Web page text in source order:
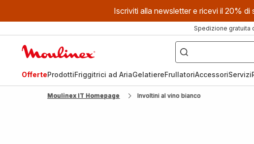
Iscriviti alla newsletter e ricevi il 20%
Spedizione gratuita
Cosa
stai
cercando?
OfferteProdottiFriggitrici ad AriaGelatiereFrullatoriAccessoriServizi
Moulinex IT Homepage Involtini al vino bianco